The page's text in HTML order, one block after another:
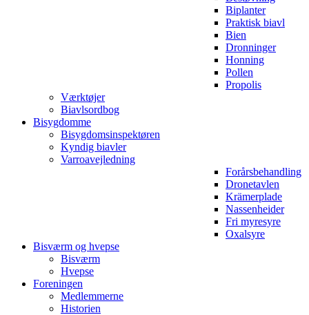
Biplanter
Praktisk biavl
Bien
Dronninger
Honning
Pollen
Propolis
Værktøjer
Biavlsordbog
Bisygdomme
Bisygdomsinspektøren
Kyndig biavler
Varroavejledning
Forårsbehandling
Dronetavlen
Krämerplade
Nassenheider
Fri myresyre
Oxalsyre
Bisværm og hvepse
Bisværm
Hvepse
Foreningen
Medlemmerne
Historien